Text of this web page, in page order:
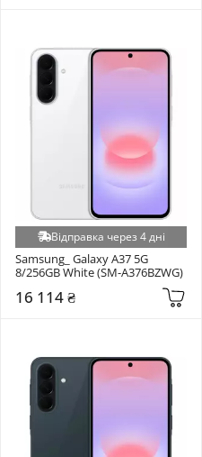
Відправка через 4 дні
Samsung_ Galaxy A37 5G
8/256GB White (SM-A376BZWG)
16 114 ₴